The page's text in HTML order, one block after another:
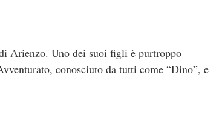
Arienzo. Uno dei suoi figli è purtroppo
conosciuto da tutti come “Dino”, e